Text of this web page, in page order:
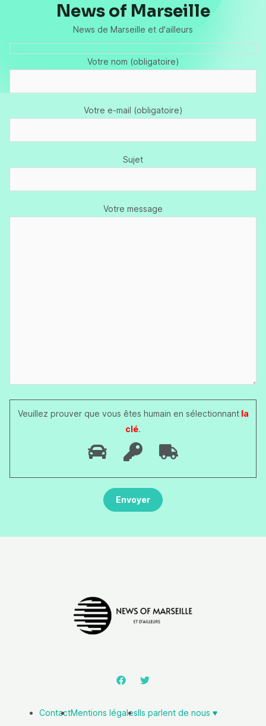
News of Marseille
News de Marseille et d'ailleurs
Votre nom (obligatoire)
Votre e-mail (obligatoire)
Sujet
Votre message
Veuillez prouver que vous êtes humain en sélectionnantla
clé.
ContactMentions légalesIls parlent de nous ♥️